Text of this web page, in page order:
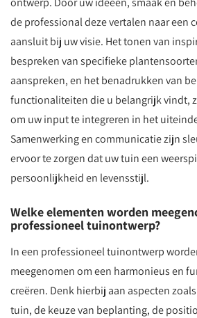
de professional deze vertalen naar een
aansluit bij uw visie. Het tonen van
bespreken van specifieke
aanspreken, en het benadrukken van
functionaliteiten die u belangrijk vindt,
om uw input te integreren in het
Samenwerking en communicatie zijn
ervoor te zorgen dat uw tuin een
persoonlijkheid en levensstijl.
Welke elementen worden
professioneel tuinontwerp?
In een professioneel tuinontwerp
meegenomen om een harmonieus en
creëren. Denk hierbij aan aspecten
tuin, de keuze van beplanting, de